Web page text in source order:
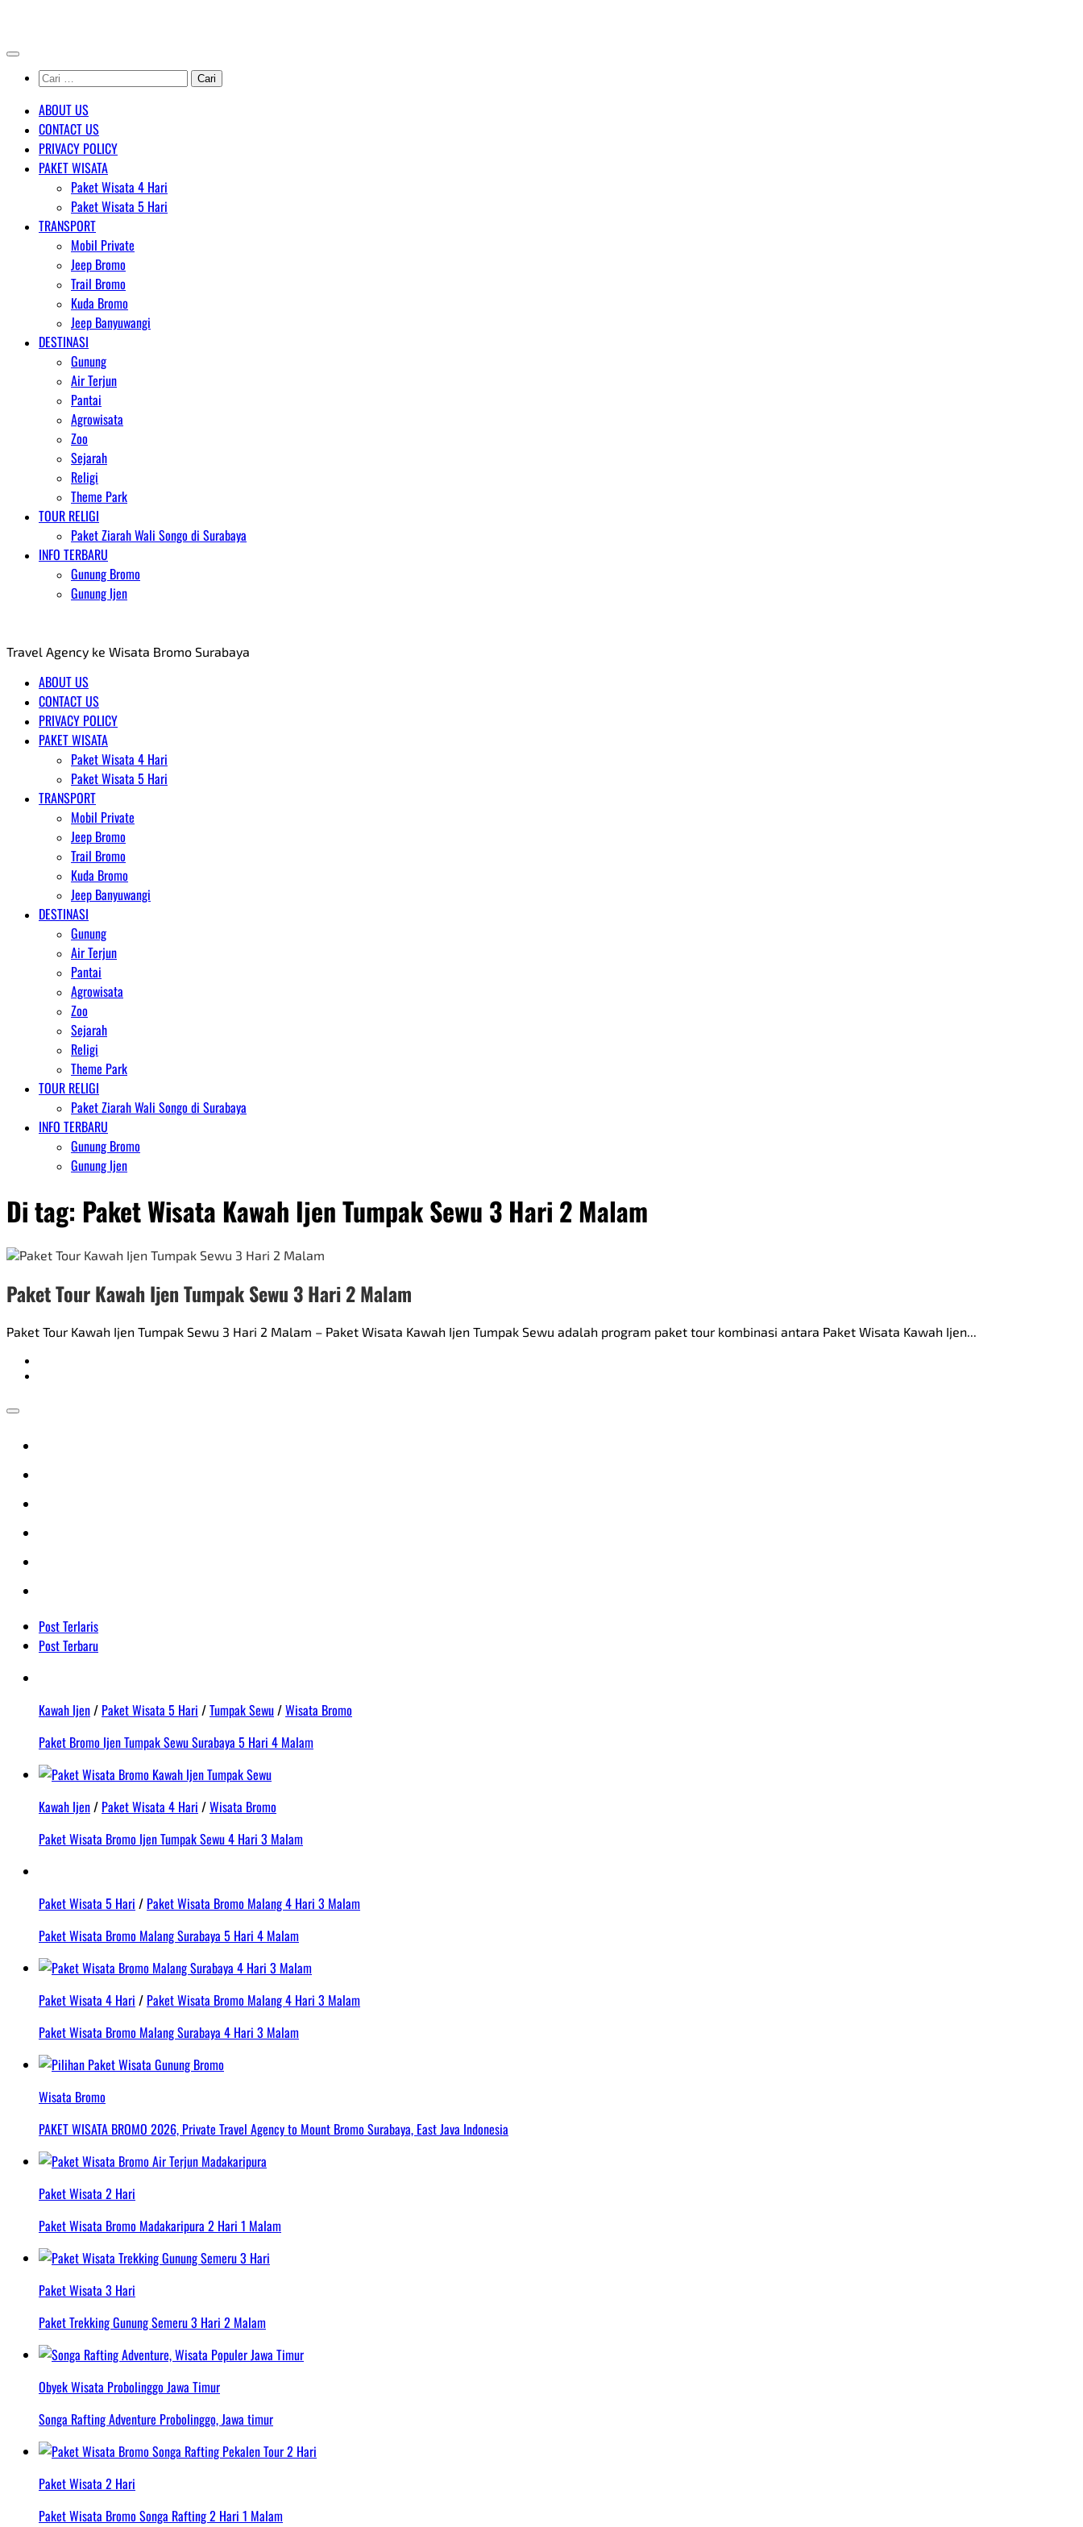
content
Cari
untuk:
ABOUT US
CONTACT US
PRIVACY POLICY
PAKET WISATA
Paket Wisata 4 Hari
Paket Wisata 5 Hari
TRANSPORT
Mobil Private
Jeep Bromo
Trail Bromo
Kuda Bromo
Jeep Banyuwangi
DESTINASI
Gunung
Air Terjun
Pantai
Agrowisata
Zoo
Sejarah
Religi
Theme Park
TOUR RELIGI
Paket Ziarah Wali Songo di Surabaya
INFO TERBARU
Gunung Bromo
Gunung Ijen
Travel Agency ke Wisata Bromo Surabaya
ABOUT US
CONTACT US
PRIVACY POLICY
PAKET WISATA
Paket Wisata 4 Hari
Paket Wisata 5 Hari
TRANSPORT
Mobil Private
Jeep Bromo
Trail Bromo
Kuda Bromo
Jeep Banyuwangi
DESTINASI
Gunung
Air Terjun
Pantai
Agrowisata
Zoo
Sejarah
Religi
Theme Park
TOUR RELIGI
Paket Ziarah Wali Songo di Surabaya
INFO TERBARU
Gunung Bromo
Gunung Ijen
Di tag: Paket Wisata Kawah Ijen Tumpak Sewu 3 Hari 2 Malam
Paket Tour Kawah Ijen Tumpak Sewu 3 Hari 2 Malam
Paket Tour Kawah Ijen Tumpak Sewu 3 Hari 2 Malam – Paket Wisata Kawah Ijen Tumpak Sewu adalah program paket tour kombinasi antara Paket Wisata Kawah Ijen...
Post Terlaris
Post Terbaru
Kawah Ijen/ Paket Wisata 5 Hari /Tumpak Sewu/Wisata Bromo
Paket Bromo Ijen Tumpak Sewu Surabaya 5 Hari 4 Malam
Kawah Ijen/ Paket Wisata 4 Hari /Wisata Bromo
Paket Wisata Bromo Ijen Tumpak Sewu 4 Hari 3 Malam
Paket Wisata 5 Hari / Paket Wisata Bromo Malang 4 Hari 3 Malam
Paket Wisata Bromo Malang Surabaya 5 Hari 4 Malam
Paket Wisata 4 Hari / Paket Wisata Bromo Malang 4 Hari 3 Malam
Paket Wisata Bromo Malang Surabaya 4 Hari 3 Malam
Wisata Bromo
PAKET WISATA BROMO 2026, Private Travel Agency to Mount Bromo Surabaya, East Java Indonesia
Paket Wisata 2 Hari
Paket Wisata Bromo Madakaripura 2 Hari 1 Malam
Paket Wisata 3 Hari
Paket Trekking Gunung Semeru 3 Hari 2 Malam
Obyek Wisata Probolinggo Jawa Timur
Songa Rafting Adventure Probolinggo, Jawa timur
Paket Wisata 2 Hari
Paket Wisata Bromo Songa Rafting 2 Hari 1 Malam